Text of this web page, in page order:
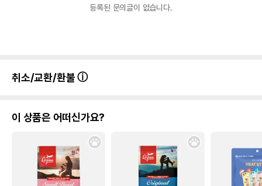
등록된 문의글이 없습니다.
취소/교환/환불
이 상품은 어떠신가요?